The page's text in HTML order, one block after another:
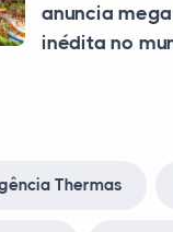
anuncia
inédita no
Thermas